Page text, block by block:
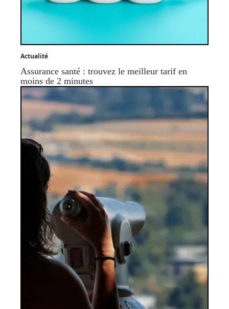
Actualité
Assurance santé : trouvez le meilleur tarif en
moins de 2 minutes